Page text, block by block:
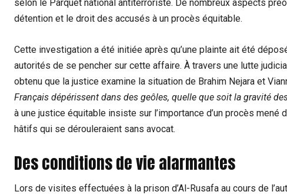
selon le Parquet national antiterroriste. De nombreux aspects
détention et le droit des accusés à un procès équitable.
Cette investigation a été initiée après qu’une plainte ait été
autorités de se pencher sur cette affaire. À travers une lutte
obtenu que la justice examine la situation de Brahim Nejara et
Français dépérissent dans des geôles, quelle que soit la gravité
à une justice équitable insiste sur l’importance d’un procès
hâtifs qui se dérouleraient sans avocat.
Des conditions de vie alarmantes
Lors de visites effectuées à la prison d’Al-Rusafa au cours de